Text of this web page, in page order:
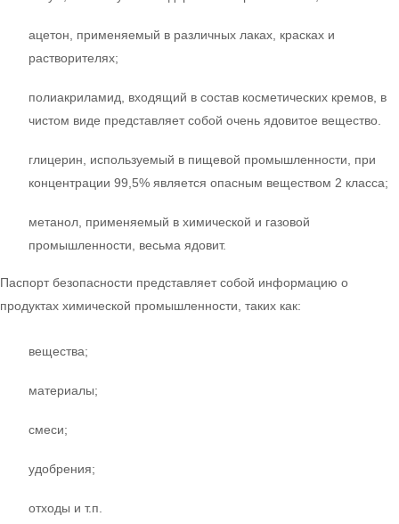
ацетон, применяемый в различных лаках, красках и
растворителях;
полиакриламид, входящий в состав косметических кремов, в
чистом виде представляет собой очень ядовитое вещество.
глицерин, используемый в пищевой промышленности, при
концентрации 99,5% является опасным веществом 2 класса;
метанол, применяемый в химической и газовой
промышленности, весьма ядовит.
Паспорт безопасности представляет собой информацию о
продуктах химической промышленности, таких как:
вещества;
материалы;
смеси;
удобрения;
отходы и т.п.